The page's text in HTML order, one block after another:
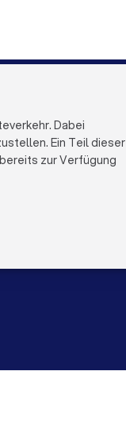
Dabei
Ein Teil dieser
zur Verfügung